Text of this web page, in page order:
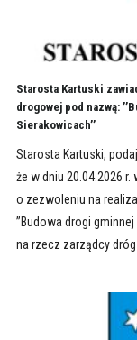
Starosta Kartuski
drogowej pod nazwą:
Sierakowicach’’
Starosta Kartuski,
że w dniu 20.04.2026 r.
o zezwoleniu na
’’Budowa drogi
na rzecz zarządcy